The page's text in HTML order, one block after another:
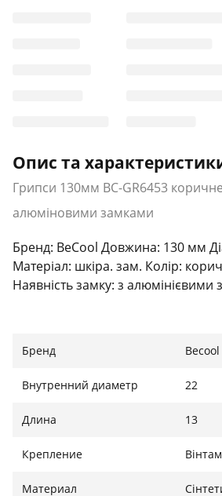
Опис та
Грипси 130мм BC-GR6453
алюміновими замками
Бренд: BeCool Довжина: 130 мм
Матеріал: шкіра. зам. Колір:
Наявність замку: з алюмінієвими
Бренд Becool
Внутренний диаметр 22
Длина 13
Крепление
Материал